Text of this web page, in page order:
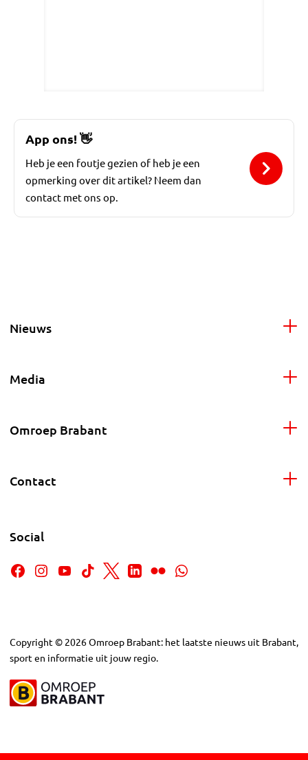
App ons!👋
Heb je een foutje gezien of heb je een
opmerking over dit artikel? Neem dan
contact met ons op.
Nieuws
Media
Omroep Brabant
Contact
Social
Copyright © 2026Omroep Brabant: het laatste nieuws uit Brabant,
sport en informatie uit jouw regio.